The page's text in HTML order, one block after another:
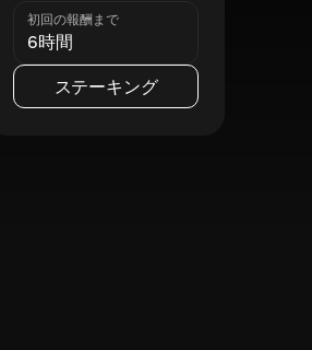
初回の報酬まで
6時間
ステーキング